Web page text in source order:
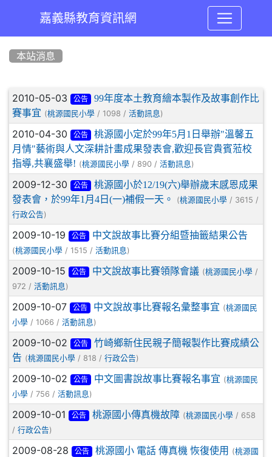
嘉義縣教育資訊網
本站消息
文章列表
2010-05-03 公告
99年度本土教育繪本製作及故事創作比
賽事宜 (桃源國民小學 / 1098 / 活動訊息 )
2010-04-30 公告
桃源國小定於99年5月1日舉辦"溫馨五
月情"藝術與人文深耕計畫成果發表會,歡迎長官貴賓蒞校
指導,共襄盛舉! (桃源國民小學 / 890 / 活動訊息 )
2009-12-30 公告
桃源國小於12/19(六)舉辦歲末感恩成果
發表會，於99年1月4日(一)補假一天。
(桃源國民小學 / 3615 /
行政公告)
2009-10-19 公告 中文說故事比賽分組暨抽籤結果公告
(桃源國民小學 / 1515 / 活動訊息 )
2009-10-15 公告 中文說故事比賽領隊會議 (桃源國民小學/
972 / 活動訊息 )
2009-10-07 公告 中文說故事比賽報名彙整事宜 (桃源國民
小學 / 1066 / 活動訊息 )
2009-10-02 公告
竹崎鄉新住民親子簡報製作比賽成績公
告 (桃源國民小學 / 818 / 行政公告)
2009-10-02 公告 中文圖書說故事比賽報名事宜 (桃源國民
小學 / 756 / 活動訊息 )
2009-10-01 公告 桃源國小傳真機故障 (桃源國民小學/ 658
/ 行政公告)
2009-08-28 公告 桃源國小 電話 傳真機 恢復使用 (桃源國